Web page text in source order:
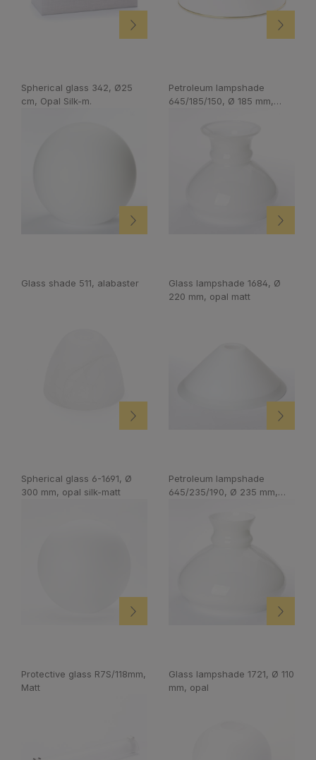
Spherical glass 342, Ø25
cm, Opal Silk-m.
Petroleum lampshade
645/185/150, Ø 185 mm,
Glass shade 511, alabaster
Glass lampshade 1684, Ø
220 mm, opal matt
Spherical glass 6-1691, Ø
300 mm, opal silk-matt
Petroleum lampshade
645/235/190, Ø 235 mm,
Protective glass R7S/118mm,
Matt
Glass lampshade 1721, Ø 110
mm, opal